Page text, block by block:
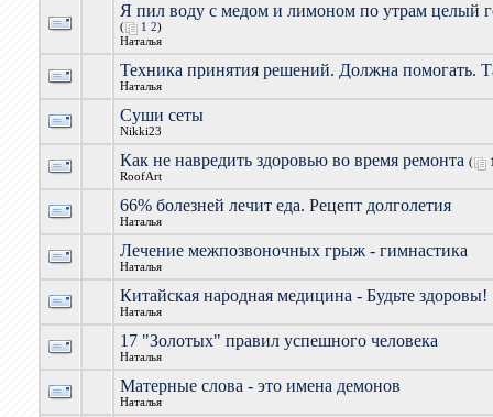
Я пил воду с медом и лимоном по утрам целый
( 1 2)
Наталья
Техника принятия решений. Должна помогать.
Наталья
Суши сеты
Nikki23
Как не навредить здоровью во время ремонта (
RoofArt
66% болезней лечит еда. Рецепт долголетия
Наталья
Лечение межпозвоночных грыж - гимнастика
Наталья
Китайская народная медицина - Будьте здоровы!
Наталья
17 "Золотых" правил успешного человека
Наталья
Матерные слова - это имена демонов
Наталья